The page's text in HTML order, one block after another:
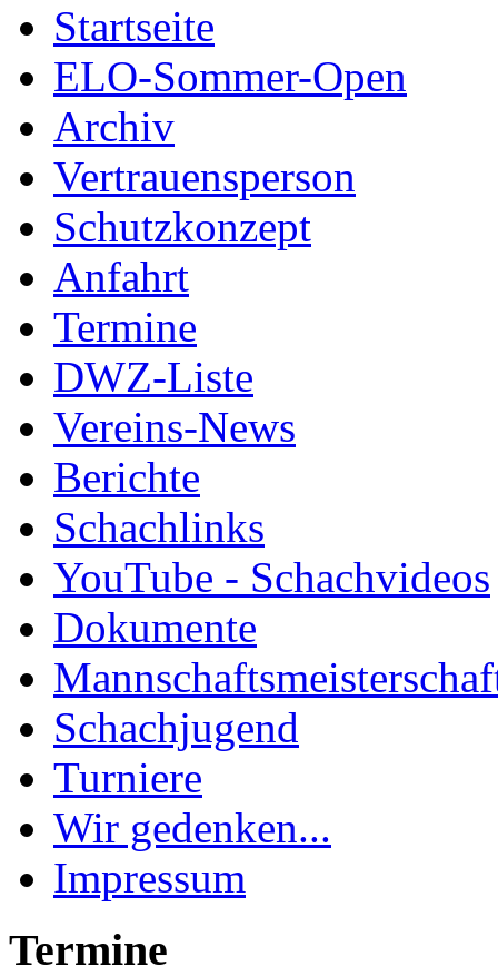
Startseite
ELO-Sommer-Open
Archiv
Vertrauensperson
Schutzkonzept
Anfahrt
Termine
DWZ-Liste
Vereins-News
Berichte
Schachlinks
YouTube - Schachvideos
Dokumente
Schachjugend
Turniere
Wir gedenken...
Impressum
Termine